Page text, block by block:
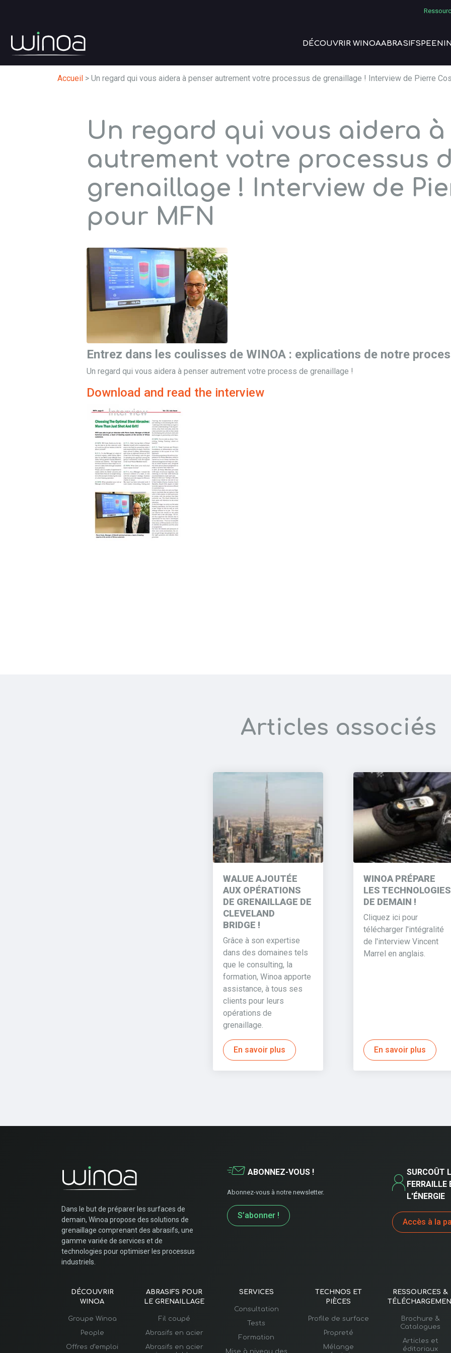
DÉCOUVRIR WINOAABRASIFS
Accueil > Un regard qui vous aidera à penser autrement votre processus de grenaillage ! Interview de Pierre
Un regard qui vous aidera
autrement votre processus
grenaillage ! Interview de
pour MFN
Entrez dans les coulisses de WINOA : explications de notre
Un regard qui vous aidera à penser autrement votre process de grenaillage !
Download and read the interview
Articles associés
WALUE AJOUTÉE
AUX OPÉRATIONS
DE GRENAILLAGE DE
CLEVELAND
BRIDGE !
Grâce à son expertise
dans des domaines tels
que le consulting, la
formation, Winoa apporte
assistance, à tous ses
clients pour leurs
opérations de
grenaillage.
En savoir plus
WINOA PRÉPARE
LES TECHNOLOGIES
DE DEMAIN !
Cliquez ici pour
télécharger l'intégralité
de l'interview Vincent
Marrel en anglais.
En savoir plus
Dans le but de préparer les surfaces de
demain, Winoa propose des solutions de
grenaillage comprenant des abrasifs, une
gamme variée de services et de
technologies pour optimiser les processus
industriels.
ABONNEZ-VOUS !
Abonnez-vous à notre newsletter.
S’abonner !
SURCOÛT
FERRAILLE
L'ÉNERGIE
Accès à la
DÉCOUVRIR
WINOA
Groupe Winoa
People
Offres d’emploi
ABRASIFS POUR
LE GRENAILLAGE
Fil coupé
Abrasifs en acier
Abrasifs en acier
SERVICES
Consultation
Tests
Formation
Mise à niveau des
TECHNOS ET
PIÈCES
Profile de surface
Propreté
Mélange
RESSOURCES &
Brochure &
Catalogues
Articles et
éditoriaux